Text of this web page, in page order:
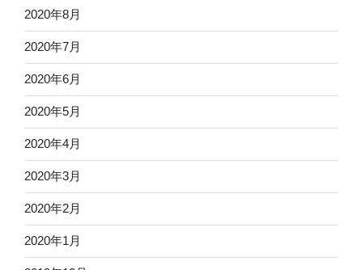
2020年8月
2020年7月
2020年6月
2020年5月
2020年4月
2020年3月
2020年2月
2020年1月